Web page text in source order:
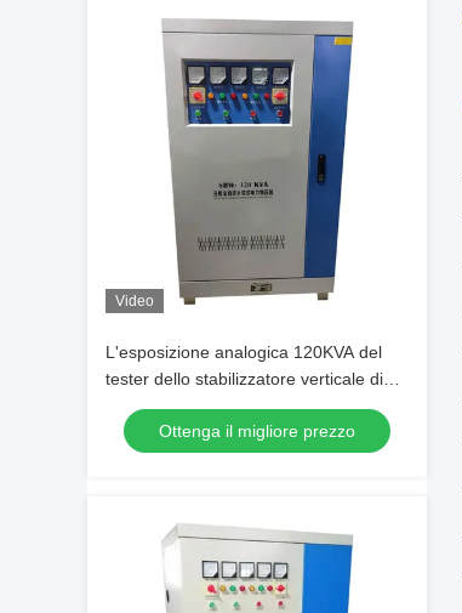
Video
L'esposizione analogica 120KVA del
tester dello stabilizzatore verticale di
volt di AVR digiuna la velocità della
reazioneOttenga il migliore prezzo